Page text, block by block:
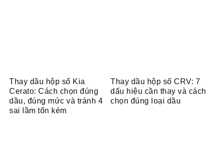
Thay dầu hộp số Kia
Cerato: Cách chọn đúng
dầu, đúng mức và tránh 4
sai lầm tốn kém
Thay dầu hộp số CRV: 7
dấu hiệu cần thay và cách
chọn đúng loại dầu